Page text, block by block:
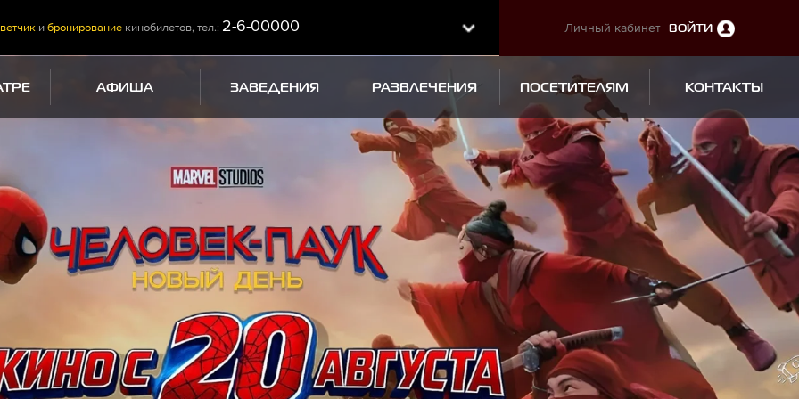
и бронирование кинобилетов, тел.: 2-6-00000 Личный кабинет ВОЙТИ
АФИША ЗАВЕДЕНИЯ РАЗВЛЕЧЕНИЯ ПОСЕТИТЕЛЯМ КОНТАКТЫ
(расширенная